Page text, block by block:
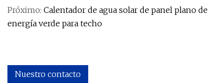
Próximo: Calentador de agua solar de panel plano de
energía verde para techo
Nuestro contacto